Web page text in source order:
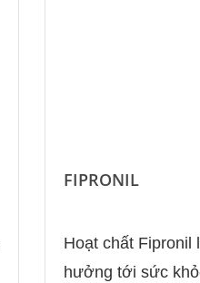
FIPRONIL
Hoạt chất Fipronil
hưởng tới sức